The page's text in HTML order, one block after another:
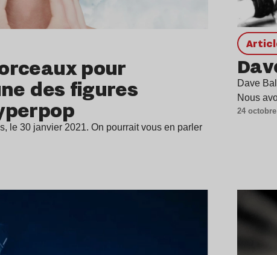
pour
des figures
le 30 janvier 2021. On pourrait vous en parler
Dave
Nous
24